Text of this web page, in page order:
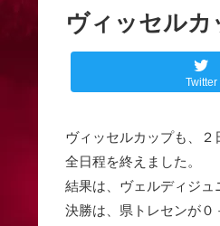
ヴィッセル
Twitter
ヴィッセルカップも、２
全日程を終えました。
結果は、ヴェルディジュ
決勝は、県トレセンが０